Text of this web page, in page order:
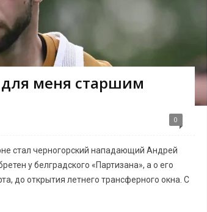
для меня старшим
0
стал черногорский нападающий Андрей
у белградского «Партизана», а о его
до открытия летнего трансферного окна. С